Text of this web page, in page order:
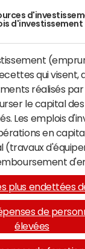
d'investissement
qui visent,
réalisés par
le capital
Les emplois
en
(travaux
plus endettées
de
élevées